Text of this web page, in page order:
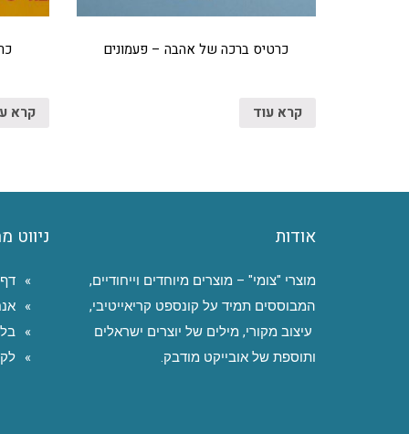
כרטיס ברכה של אהבה – פעמונים
קרא עוד קרא
אודות
מוצרי "צומי" – מוצרים מיוחדים וייחודיים,
המבוססים תמיד על קונספט קריאייטיבי,
עיצוב מקורי, מילים של יוצרים ישראלים
ותוספת של אובייקט מודבק.
ניווט